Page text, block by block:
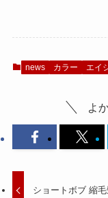
news カラー エイ
よ
ショートボブ 縮毛